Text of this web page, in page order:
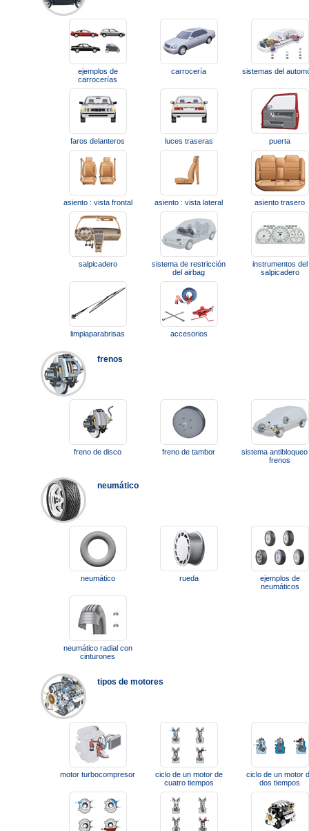
ejemplos de
carrocerías
carrocería sistemas del
faros delanteros luces traseras puerta
asiento : vista frontal asiento : vista lateral asiento trasero
salpicadero
sistema de restricción
del airbag
instrumentos del
salpicadero
limpiaparabrisas accesorios
frenos
freno de disco freno de tambor
sistema antibloqueo
frenos
neumático
neumático rueda
ejemplos de
neumáticos
neumático radial con
cinturones
tipos de motores
motor turbocompresor
ciclo de un motor de
cuatro tiempos
ciclo de un motor
dos tiempos